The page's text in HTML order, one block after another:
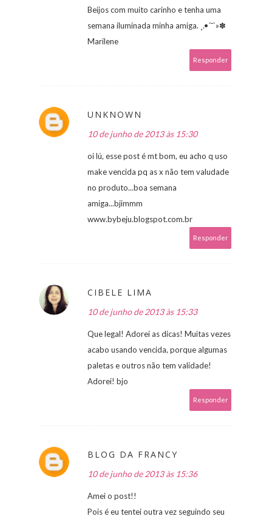
Beijos com muito carinho e tenha uma
semana iluminada minha amiga. ¸.•´¯`»✽
Marilene
Responder
UNKNOWN
10 de junho de 2013 às 15:30
oi lú, esse post é mt bom, eu acho q uso
make vencida pq as x não tem valudade
no produto...boa semana
amiga...bjimmm
www.bybeju.blogspot.com.br
Responder
CIBELE LIMA
10 de junho de 2013 às 15:33
Que legal! Adorei as dicas! Muitas vezes
acabo usando vencida, porque algumas
paletas e outros não tem validade!
Adorei! bjo
Responder
BLOG DA FRANCY
10 de junho de 2013 às 15:36
Amei o post!!
Pois é eu tentei outra vez seguindo seu